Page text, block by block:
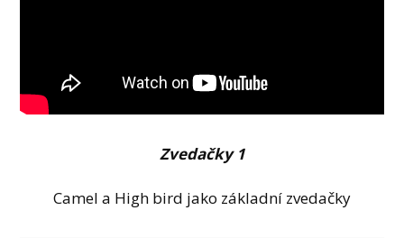
Zvedačky 1
Camel a High bird jako základní zvedačky